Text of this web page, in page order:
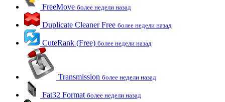
FreeMove более недели назад
Duplicate Cleaner Free более недели назад
CuteRank (Free) более недели назад
Transmission более недели назад
Fat32 Format более недели назад